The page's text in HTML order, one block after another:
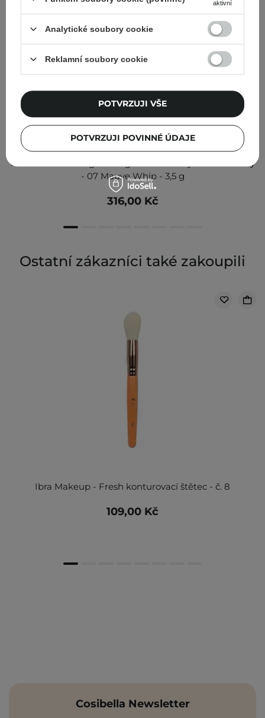
Rom&nd - Glasting Melting Balm - Lesklý balzám na rty
- 07 Mauve Whip - 3,5 g
316,00 Kč
Ostatní zákazníci také zakoupili
Ibra Makeup - Fresh konturovací štětec - č. 8
109,00 Kč
Cosibella Newsletter
aktivní
Analytické soubory cookie
Reklamní soubory cookie
POTVRZUJI POVINNÉ ÚDAJE
POTVRZUJI VŠE